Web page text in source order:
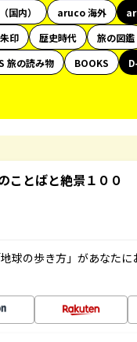
国内） aruco 海外
印 歴史時代 旅の図鑑
旅の読み物 BOOKS
ことばと絶景１００
球の歩き方」があなた